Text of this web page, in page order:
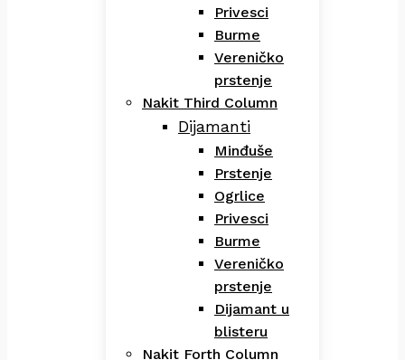
Privesci
Burme
Vereničko
prstenje
Nakit Third Column
Dijamanti
Minđuše
Prstenje
Ogrlice
Privesci
Burme
Vereničko
prstenje
Dijamant u
blisteru
Nakit Forth Column